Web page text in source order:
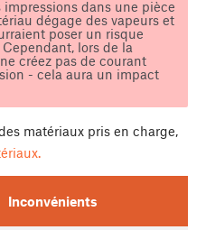
dans une pièce
dégage des vapeurs et
poser un risque
lors de la
créez pas de courant
- cela aura un impact
matériaux pris en charge,
Inconvénients